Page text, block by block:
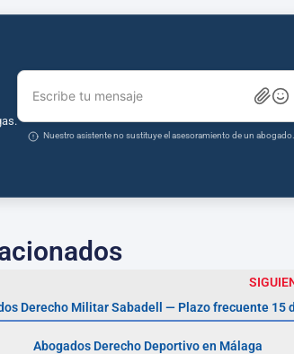
Escribe tu mensaje
Nuestro asistente no sustituye el asesoramiento de un abogado.
Derecho Militar Sabadell — Plazo frecuente 15
Abogados Derecho Deportivo en Málaga